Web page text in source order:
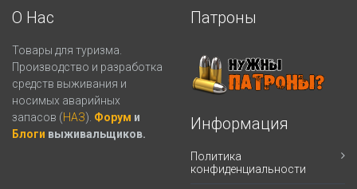
О Нас
Товары для туризма.
Производство и разработка
средств выживания и
носимых аварийных
запасов (НАЗ). Форум и
Блоги выживальщиков.
Патроны
Информация
Политика
конфиденциальности